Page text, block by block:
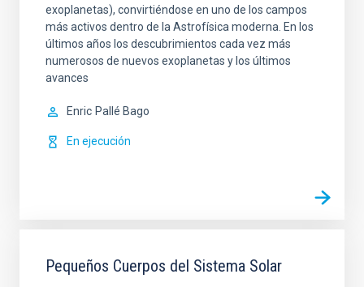
exoplanetas), convirtiéndose en uno de los campos
más activos dentro de la Astrofísica moderna. En los
últimos años los descubrimientos cada vez más
numerosos de nuevos exoplanetas y los últimos
avances
Enric Pallé Bago
En ejecución
Pequeños Cuerpos del Sistema Solar